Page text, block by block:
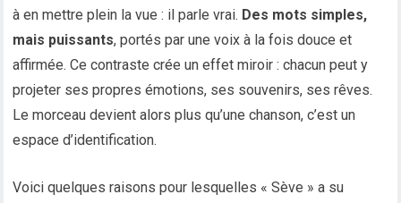
à en mettre plein la vue : il parle vrai. Des mots simples,
mais puissants, portés par une voix à la fois douce et
affirmée. Ce contraste crée un effet miroir : chacun peut y
projeter ses propres émotions, ses souvenirs, ses rêves.
Le morceau devient alors plus qu’une chanson, c’est un
espace d’identification.
Voici quelques raisons pour lesquelles « Sève » a su